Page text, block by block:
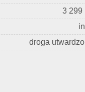
3 299
droga